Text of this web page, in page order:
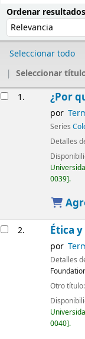
Ordenar
Seleccionar todo
Seleccionar
1. ¿Por
por
Series
Detalles
0039 .
2. Ética
por
Detalles
Otro título:
0040 .